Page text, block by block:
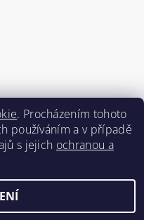
práva vyhrazena
. Procházením tohoto
používáním a v případě
s jejich ochranou a